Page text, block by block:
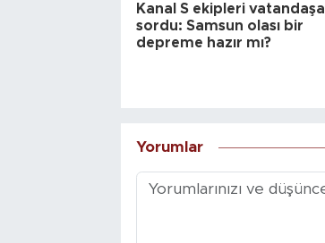
Kanal S ekipleri vatandaşa
sordu: Samsun olası bir
depreme hazır mı?
Yorumlar